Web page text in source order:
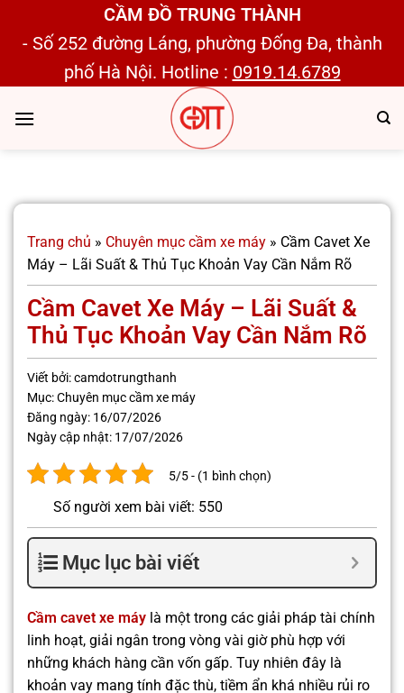
CẦM ĐỒ TRUNG THÀNH
- Số 252 đường Láng, phường Đống Đa, thành
phố Hà Nội. Hotline : 0919.14.6789
Trang chủ » Chuyên mục cầm xe máy » Cầm Cavet Xe
Máy – Lãi Suất & Thủ Tục Khoản Vay Cần Nắm Rõ
Cầm Cavet Xe Máy – Lãi Suất &
Thủ Tục Khoản Vay Cần Nắm Rõ
Viết bởi:camdotrungthanh
Mục:Chuyên mục cầm xe máy
Đăng ngày: 16/07/2026
Ngày cập nhật: 17/07/2026
5/5 - (1 bình chọn)
Số người xem bài viết: 550
Mục lục bài viết
Cầm cavet xe máy là một trong các giải pháp tài chính
linh hoạt, giải ngân trong vòng vài giờ phù hợp với
những khách hàng cần vốn gấp. Tuy nhiên đây là
khoản vay mang tính đặc thù, tiềm ẩn khá nhiều rủi ro